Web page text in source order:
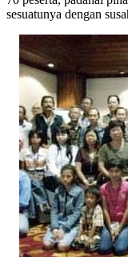
sesuatunya dengan